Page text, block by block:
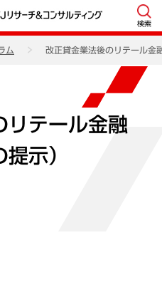
検索
ム 改正貸金業法後のリテール金
リテール金融
示）